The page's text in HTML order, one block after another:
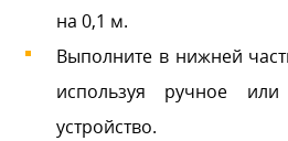
на 0,1 м.
Выполните в нижней
используя ручное или
устройство.